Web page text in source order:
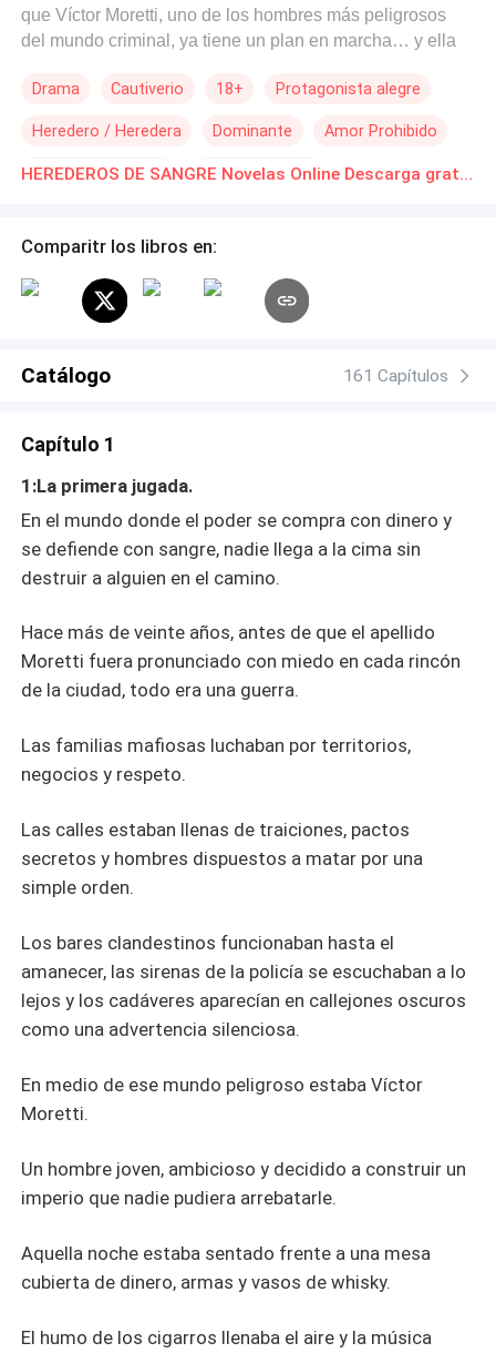
que Víctor Moretti, uno de los hombres más peligrosos
del mundo criminal, ya tiene un plan en marcha… y ella
los Moretti, Lucía descubre que la guerra entre familias se
bebé inocente queda atrapado en medio del conflicto,
Lucía decide proteger al heredero de esa familia. Sin
Víctor Moretti puede ser el mayor error de su vida. Porque
reclama a sus herederos.
Drama Cautiverio 18+ Protagonista alegre
Heredero / Heredera Dominante Amor Prohibido
Huida con un Bebé De Odio al Amor HEREDEROS DE SANGRE Novelas Online Descarga gratuita de PDF
Comparitr los libros en:
Catálogo 161 Capítulos
Capítulo 1
1:La primera jugada.
En el mundo donde el poder se compra con dinero y
se defiende con sangre, nadie llega a la cima sin
destruir a alguien en el camino.
Hace más de veinte años, antes de que el apellido
Moretti fuera pronunciado con miedo en cada rincón
de la ciudad, todo era una guerra.
Las familias mafiosas luchaban por territorios,
negocios y respeto.
Las calles estaban llenas de traiciones, pactos
secretos y hombres dispuestos a matar por una
simple orden.
Los bares clandestinos funcionaban hasta el
amanecer, las sirenas de la policía se escuchaban a lo
lejos y los cadáveres aparecían en callejones oscuros
como una advertencia silenciosa.
En medio de ese mundo peligroso estaba Víctor
Moretti.
Un hombre joven, ambicioso y decidido a construir un
imperio que nadie pudiera arrebatarle.
Aquella noche estaba sentado frente a una mesa
cubierta de dinero, armas y vasos de whisky.
El humo de los cigarros llenaba el aire y la música